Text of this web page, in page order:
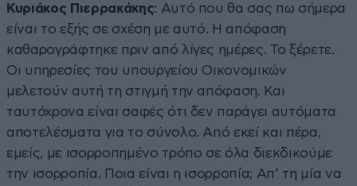
Κυριάκος Πιερρακάκης: Αυτό που θα σας πω σήμερα
είναι το εξής σε σχέση με αυτό. Η απόφαση
καθαρογράφτηκε πριν από λίγες ημέρες. Το ξέρετε.
Οι υπηρεσίες του υπουργείου Οικονομικών
μελετούν αυτή τη στιγμή την απόφαση. Και
ταυτόχρονα είναι σαφές ότι δεν παράγει αυτόματα
αποτελέσματα για το σύνολο. Από εκεί και πέρα,
εμείς, με ισορροπημένο τρόπο σε όλα διεκδικούμε
την ισορροπία. Ποια είναι η ισορροπία; Απ’ τη μία να